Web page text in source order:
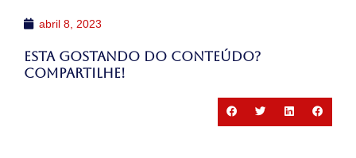
abril 8, 2023
Esta gostando do conteúdo?
Compartilhe!